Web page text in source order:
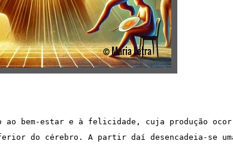
ao bem-estar e à felicidade, cuja produção
do cérebro. A partir daí desencadeia-se